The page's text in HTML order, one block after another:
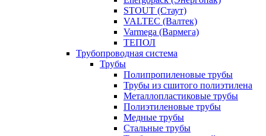
STOUT (Стаут)
VALTEC (Валтек)
Varmega (Вармега)
ТЕПОЛ
Трубопроводная система
Трубы
Полипропиленовые трубы
Трубы из сшитого полиэтилена
Металлопластиковые трубы
Полиэтиленовые трубы
Медные трубы
Стальные трубы